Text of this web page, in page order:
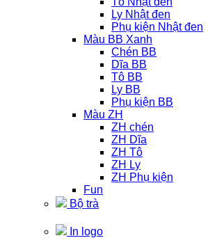
Ly Nhật đen
Phụ kiện Nhật đen
Màu BB Xanh
Chén BB
Dĩa BB
Tô BB
Ly BB
Phụ kiện BB
Màu ZH
ZH chén
ZH Dĩa
ZH Tô
ZH Ly
ZH Phụ kiện
Fun
Bộ trà
In logo